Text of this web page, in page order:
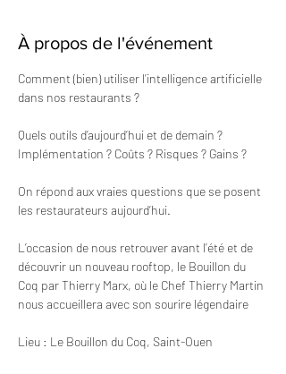
À propos de l'événement
Comment (bien) utiliser l’intelligence artificielle
dans nos restaurants ?
Quels outils d’aujourd’hui et de demain ?
Implémentation ? Coûts ? Risques ? Gains ?
On répond aux vraies questions que se posent
les restaurateurs aujourd’hui.
L’occasion de nous retrouver avant l’été et de
découvrir un nouveau rooftop, le Bouillon du
Coq par Thierry Marx, où le Chef Thierry Martin
nous accueillera avec son sourire légendaire
Lieu : Le Bouillon du Coq, Saint-Ouen